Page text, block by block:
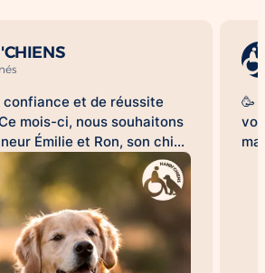
confiance et de réussite
mois-ci, nous souhaitons
Émilie et Ron, son chien
réussite scolaire
💛 Au quotidien, Ron
dans son collège et
dans un environnement
davantage de sérénité, de
Sa présence
🥳